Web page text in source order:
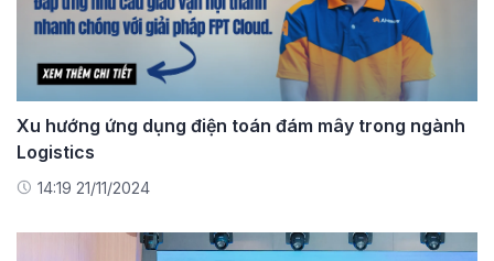
Xu hướng ứng dụng điện toán đám mây trong ngành
Logistics
14:19 21/11/2024